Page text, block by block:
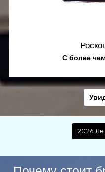
С более
2026